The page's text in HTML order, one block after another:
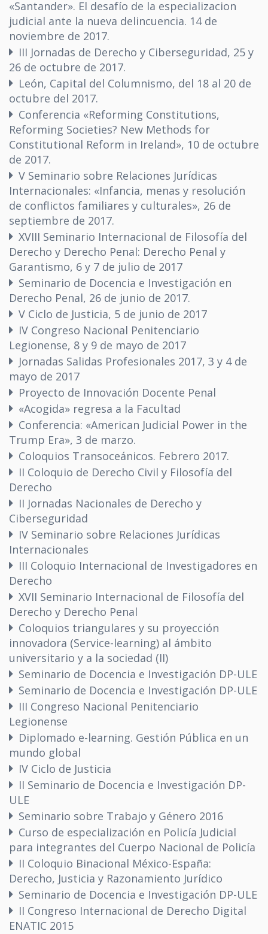
«Santander». El desafío de la especializacion
judicial ante la nueva delincuencia. 14 de
noviembre de 2017.
III Jornadas de Derecho y Ciberseguridad, 25 y
26 de octubre de 2017.
León, Capital del Columnismo, del 18 al 20 de
octubre del 2017.
Conferencia «Reforming Constitutions,
Reforming Societies? New Methods for
Constitutional Reform in Ireland», 10 de octubre
de 2017.
V Seminario sobre Relaciones Jurídicas
Internacionales: «Infancia, menas y resolución
de conflictos familiares y culturales», 26 de
septiembre de 2017.
XVIII Seminario Internacional de Filosofía del
Derecho y Derecho Penal: Derecho Penal y
Garantismo, 6 y 7 de julio de 2017
Seminario de Docencia e Investigación en
Derecho Penal, 26 de junio de 2017.
V Ciclo de Justicia, 5 de junio de 2017
IV Congreso Nacional Penitenciario
Legionense, 8 y 9 de mayo de 2017
Jornadas Salidas Profesionales 2017, 3 y 4 de
mayo de 2017
Proyecto de Innovación Docente Penal
«Acogida» regresa a la Facultad
Conferencia: «American Judicial Power in the
Trump Era», 3 de marzo.
Coloquios Transoceánicos. Febrero 2017.
II Coloquio de Derecho Civil y Filosofía del
Derecho
II Jornadas Nacionales de Derecho y
Ciberseguridad
IV Seminario sobre Relaciones Jurídicas
Internacionales
III Coloquio Internacional de Investigadores en
Derecho
XVII Seminario Internacional de Filosofía del
Derecho y Derecho Penal
Coloquios triangulares y su proyección
innovadora (Service-learning) al ámbito
universitario y a la sociedad (II)
Seminario de Docencia e Investigación DP-ULE
Seminario de Docencia e Investigación DP-ULE
III Congreso Nacional Penitenciario
Legionense
Diplomado e-learning. Gestión Pública en un
mundo global
IV Ciclo de Justicia
II Seminario de Docencia e Investigación DP-
ULE
Seminario sobre Trabajo y Género 2016
Curso de especialización en Policía Judicial
para integrantes del Cuerpo Nacional de Policía
II Coloquio Binacional México-España:
Derecho, Justicia y Razonamiento Jurídico
Seminario de Docencia e Investigación DP-ULE
II Congreso Internacional de Derecho Digital
ENATIC 2015